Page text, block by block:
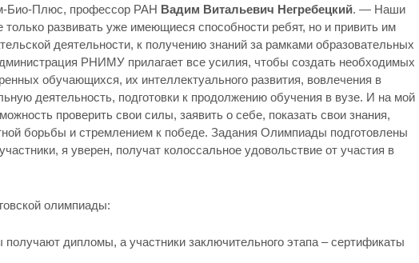
Био-Плюс, профессор РАН Вадим Витальевич Негребецкий. — Наши
только развивать уже имеющиеся способности ребят, но и привить им
деятельности, к получению знаний за рамками образовательных
РНИМУ прилагает все усилия, чтобы создать необходимых
обучающихся, их интеллектуального развития, вовлечения в
деятельность, подготовки к продолжению обучения в вузе. И на мой
проверить свои силы, заявить о себе, показать свои знания,
борьбы и стремлением к победе. Задания Олимпиады подготовлены
я уверен, получат колоссальное удовольствие от участия в
олимпиады:
получают дипломы, а участники заключительного этапа – сертификаты